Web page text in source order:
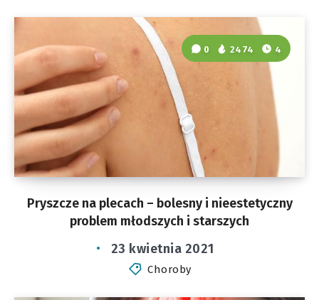
Pryszcze na plecach – bolesny i nieestetyczny
problem młodszych i starszych
0 2474 4
23 kwietnia 2021
Choroby